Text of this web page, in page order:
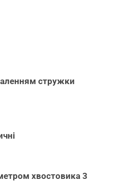
стружки
хвостовика 3